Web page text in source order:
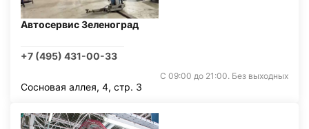
Автосервис Зеленоград
+7 (495) 431-00-33
С 09:00 до 21:00. Без выходных
Сосновая аллея, 4, стр. 3